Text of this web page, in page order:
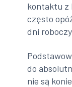
kontaktu z
często
dni
do
nie są